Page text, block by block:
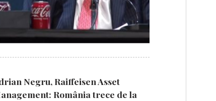
Negru, Raiffeisen Asset
România trece de la